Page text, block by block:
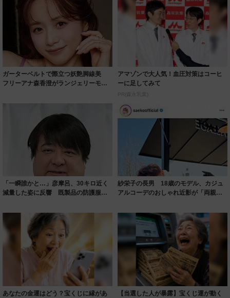
ガーターベルトで際立つ妖艶脚線美
フリーアナ森香澄がランジェリーモデ
アマゾンで大人気！血圧対策はコーヒ
ーに足してみて
PR(森永乳業)
「一瞬誰かと…」彦摩呂、30キロ近く
減量した姿に反響 既製品の防護服が
紗栄子の長男 18歳のモデル、カジュ
アルコーデのおしゃれ近影が「両親の
あなたの金運はどう？宝くじに縁があ
【当選した人が暴露】宝くじ運が動く